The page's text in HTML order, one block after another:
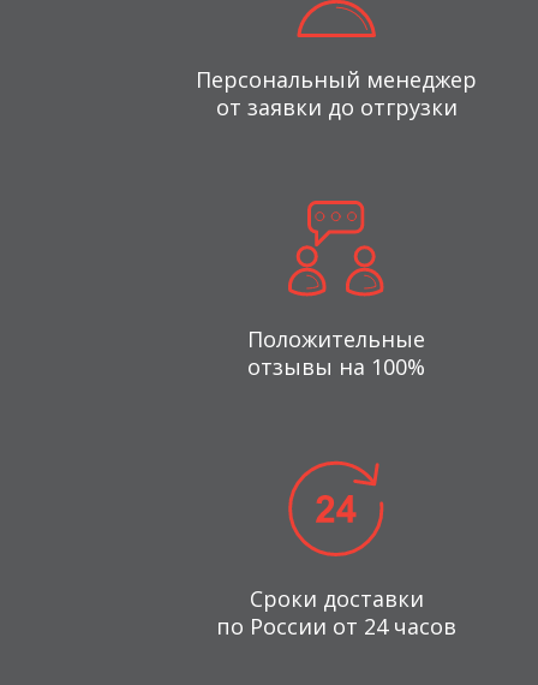
Персональный менеджер
от заявки до отгрузки
Положительные
отзывы на 100%
Сроки доставки
по России от 24 часов